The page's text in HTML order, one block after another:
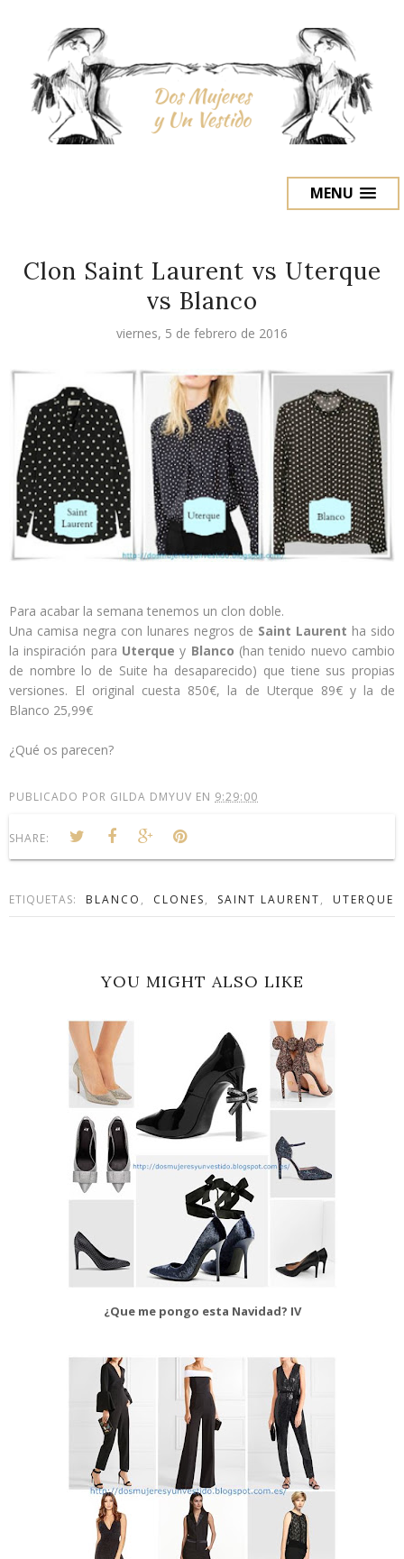
MENU
Clon Saint Laurent vs Uterque
vs Blanco
viernes, 5 de febrero de 2016
Para acabar la semana tenemos un clon doble.
Una camisa negra con lunares negros de Saint Laurent ha sido
la inspiración para Uterquey Blanco (han tenido nuevo cambio
de nombre lo de Suite ha desaparecido) que tiene sus propias
versiones. El original cuesta 850€, la de Uterque 89€ y la de
Blanco 25,99€
¿Qué os parecen?
PUBLICADO POR GILDA DMYUV EN 9:29:00
SHARE:
ETIQUETAS: BLANCO , CLONES, SAINT LAURENT, UTERQUE
YOU MIGHT ALSO LIKE
¿Que me pongo esta Navidad? IV